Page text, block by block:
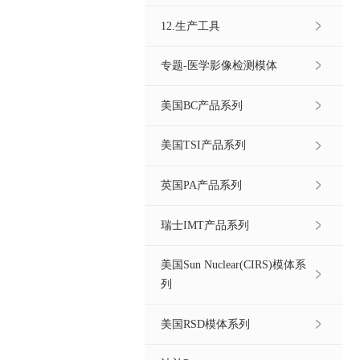
12.生产工具
专题-医学影像检测模体
美国BC产品系列
美国TSI产品系列
英国PA产品系列
瑞士IMT产品系列
美国Sun Nuclear(CIRS)模体系
列
美国RSD模体系列